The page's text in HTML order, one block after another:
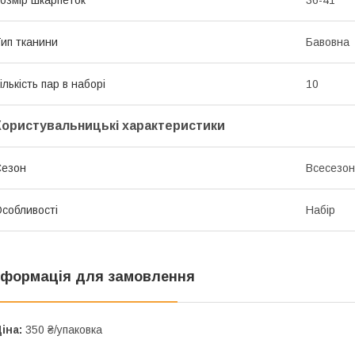
тканини Бавовна
пар в наборі 10
характеристики
Набір
для замовлення
350 ₴/упаковка